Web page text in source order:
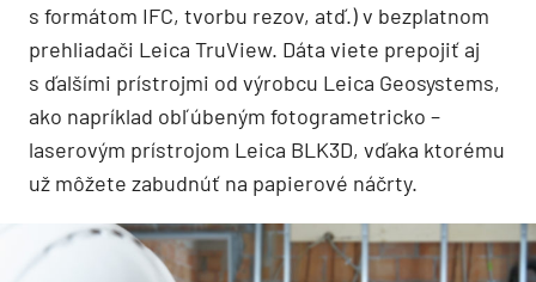
s formátom IFC, tvorbu rezov, atď.) v bezplatnom
prehliadači Leica TruView. Dáta viete prepojiť aj
s ďalšími prístrojmi od výrobcu Leica Geosystems,
ako napríklad obľúbeným fotogrametricko –
laserovým prístrojom Leica BLK3D, vďaka ktorému
už môžete zabudnúť na papierové náčrty.